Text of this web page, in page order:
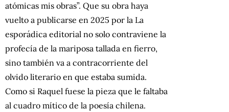
atómicas mis obras”. Que su obra haya
vuelto a publicarse en 2025 por la La
esporádica editorial no solo contraviene la
profecía de la mariposa tallada en fierro,
sino también va a contracorriente del
olvido literario en que estaba sumida.
Como si Raquel fuese la pieza que le faltaba
al cuadro mítico de la poesía chilena.